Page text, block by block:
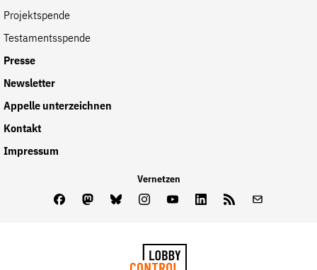
Projektspende
Testamentsspende
Presse
Newsletter
Appelle unterzeichnen
Kontakt
Impressum
Vernetzen
FacebookMastodon
BlueskyInstagram
YoutubeLinkedInFeed